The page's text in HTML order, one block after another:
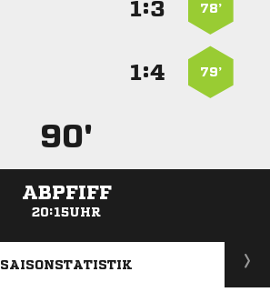
78’
:
79’
:
90'
ABPFIFF
20:15UHR
ANZEIGE
SAISONSTATISTIK